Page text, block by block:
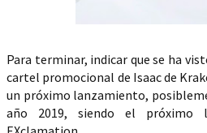
Para terminar, indicar que se ha
cartel promocional de Isaac de
un próximo lanzamiento,
año 2019, siendo el próximo